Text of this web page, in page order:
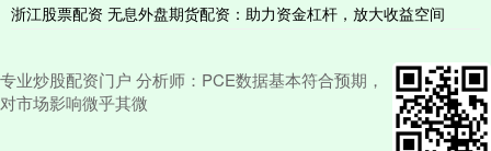
浙江股票配资 无息外盘期货配资：助力资金杠杆，放大收益空间
专业炒股配资门户 分析师：PCE数据基本符合预期，
对市场影响微乎其微